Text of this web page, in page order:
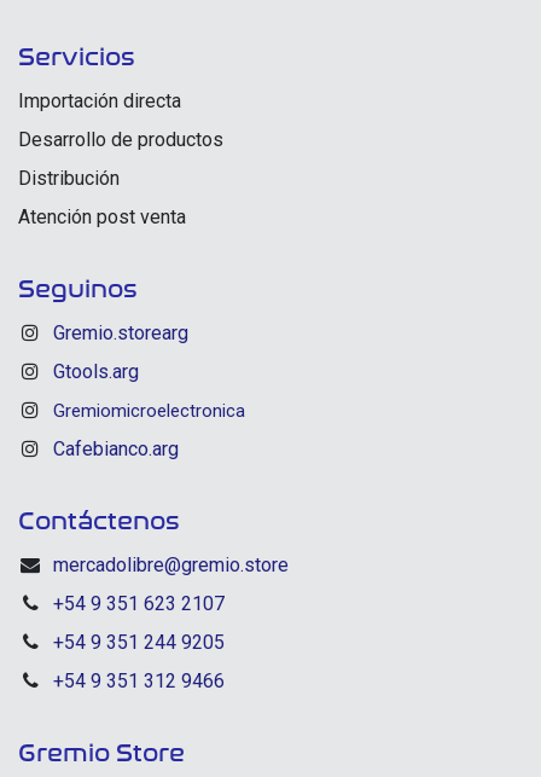
Servicios
Importación directa
Desarrollo de productos
Distribución
Atención post venta
Seguinos
Gremio.storearg
Gtools.arg
Gremiomicroelectronica
Cafebianco.arg
Contáctenos
mercadolibre@gremio.store
+54 9 351 623 2107
+54 9 351 244 9205
+54 9 351 312 9466
Gremio Store